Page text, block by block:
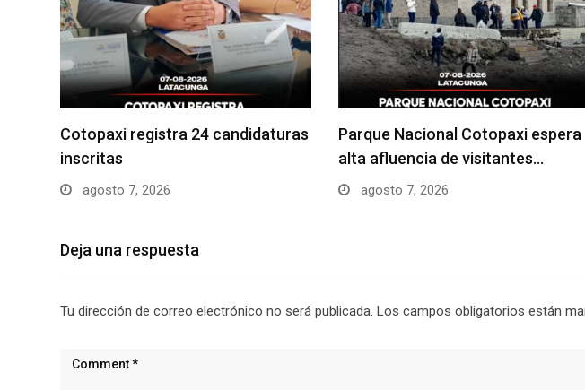
Cotopaxi registra 24 candidaturas
inscritas
agosto 7, 2026
Parque Nacional Cotopaxi espera
alta afluencia de visitantes…
agosto 7, 2026
Deja una respuesta
Tu dirección de correo electrónico no será publicada. Los campos obligatorios están